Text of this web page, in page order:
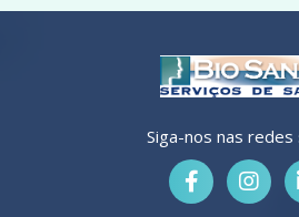
Siga-nos nas redes